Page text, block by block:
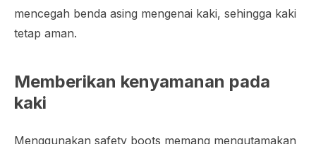
mencegah benda asing mengenai kaki, sehingga kaki
tetap aman.
Memberikan kenyamanan pada
kaki
Menggunakan safety boots memang mengutamakan